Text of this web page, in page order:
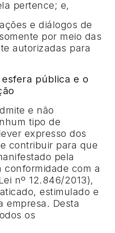
pertence; e,
e diálogos de
por meio das
autorizadas para
pública e o
e não
tipo de
expresso dos
contribuir para que
pela
conformidade com a
nº 12.846/2013),
estimulado e
empresa. Desta
os